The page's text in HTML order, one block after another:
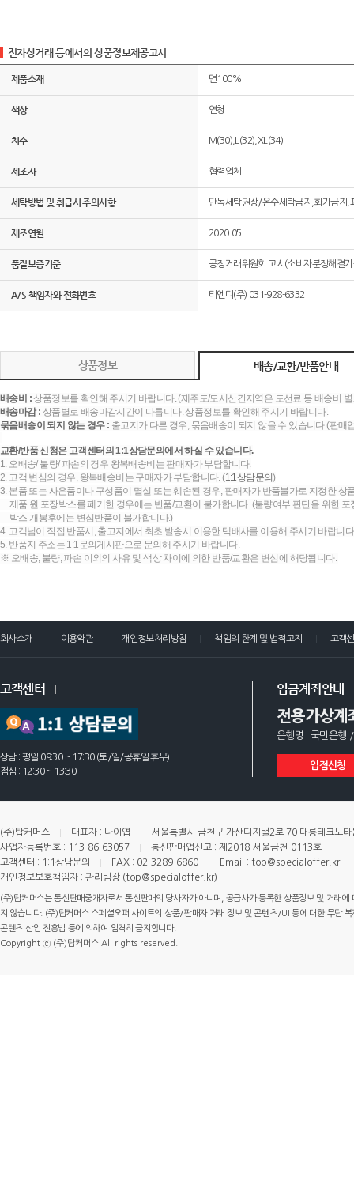
전자상거래 등에서의 상품정보제공고시
제품소재 면100%
색상 연청
치수 M(30),L(32),XL(34)
제조자 협력업체
세탁방법 및 취급시 주의사항 단독세탁권장/온수세탁금지,화기금지,
제조연월 2020.05
품질보증기준 공정거래위원회 고시(소비자분쟁해결
A/S 책임자와 전화번호 티엔디(주) 031-928-6332
상품정보 배송/교환/반품안내
배송비 :상품정보를 확인해 주시기 바랍니다. (제주도/도서산간지역은 도선료 등 배송비
배송마감 : 상품별로 배송마감시간이 다릅니다. 상품정보를 확인해 주시기 바랍니다.
묶음배송이 되지 않는 경우 : 출고지가 다른 경우, 묶음배송이 되지 않을 수 있습니다.(판
교환/반품 신청은 고객센터의 1:1상담문의에서 하실 수 있습니다.
1. 오배송/ 불량/ 파손의 경우 왕복배송비는 판매자가 부담합니다.
2. 고객 변심의 경우, 왕복배송비는 구매자가 부담합니다. (1:1상담문의)
3. 본품 또는 사은품이나 구성품이 멸실 또는 훼손된 경우, 판매자가 반품불가로 지정한 상
제품 원 포장박스를 폐기한 경우에는 반품/교환이 불가합니다. (불량여부 판단을 위한
박스 개봉후에는 변심반품이 불가합니다.)
4. 고객님이 직접 반품시, 출고지에서 최초 발송시 이용한 택배사를 이용해 주시기 바랍니
5. 반품지 주소는 1:1문의게시판으로 문의해 주시기 바랍니다.
※ 오배송, 불량, 파손 이외의 사유 및 색상 차이에 의한 반품/교환은 변심에 해당됩니다.
회사소개 이용약관 개인정보처리방침 책임의 한계 및 법적고지 고객
고객센터
상담 : 평일 09:30 ~ 17:30 (토/일/공휴일 휴무)
점심 : 12:30 ~ 13:30
입금계좌안내
전용가상계
은행명 : 국민은행
입점신청
(주)탑커머스 대표자 : 나이엽
서울특별시 금천구 가산디지털2로 70 대륭테크노
사업자등록번호 : 113-86-63057
통신판매업신고 : 제2018-서울금천-0113호
고객센터 : 1:1상담문의
FAX : 02-3289-6860
Email : top@specialoffer.kr
개인정보보호책임자 : 관리팀장 (top@specialoffer.kr)
(주)탑커머스는 통신판매중개자로서 통신판매의 당사자가 아니며, 공급사가 등록한 상품정보 및 거래
지 않습니다. (주)탑커머스 스페셜오퍼 사이트의 상품/판매자 거래 정보 및 콘텐츠/UI 등에 대한 무단
콘텐츠 산업 진흥법 등에 의하여 엄격히 금지합니다.
Copyright ⓒ (주)탑커머스 All rights reserved.